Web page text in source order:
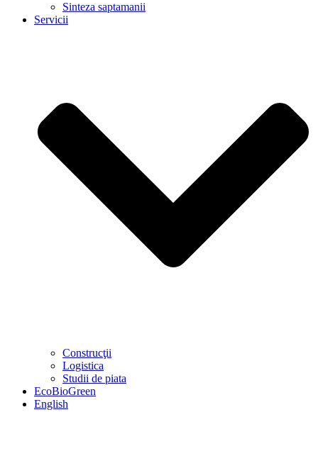
Sinteza saptamanii
Servicii
Construcţii
Logistica
Studii de piata
EcoBioGreen
English